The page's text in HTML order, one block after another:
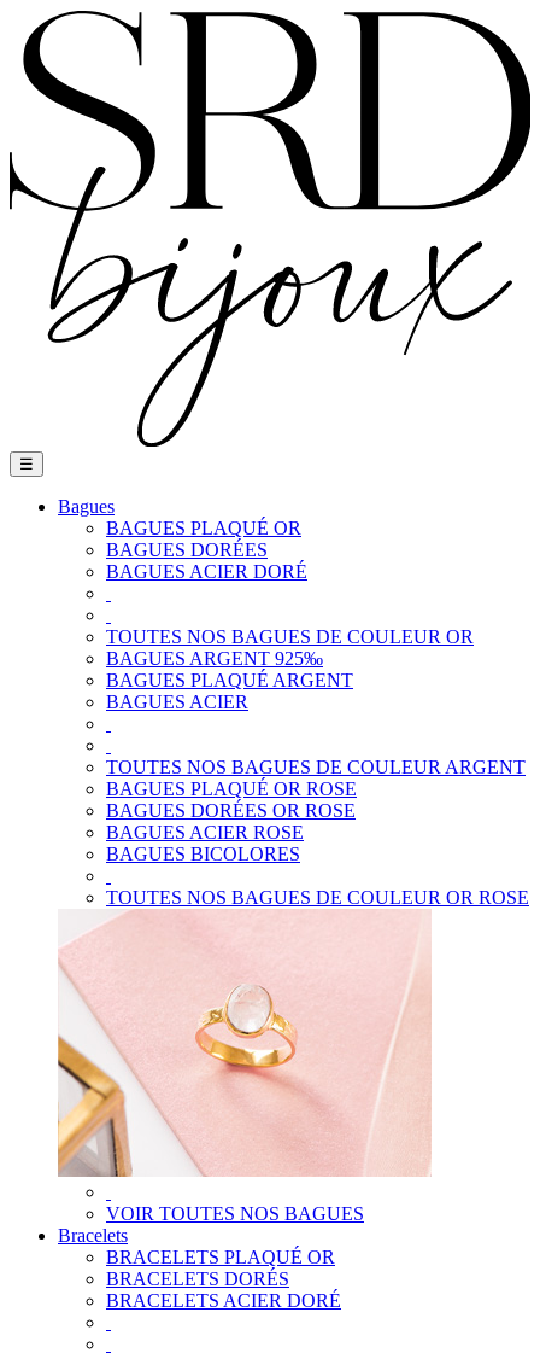
Basculer
la
navigation
☰
Bagues
BAGUES PLAQUÉ OR
BAGUES DORÉES
BAGUES ACIER DORÉ
TOUTES NOS BAGUES DE COULEUR OR
BAGUES ARGENT 925‰
BAGUES PLAQUÉ ARGENT
BAGUES ACIER
TOUTES NOS BAGUES DE COULEUR ARGENT
BAGUES PLAQUÉ OR ROSE
BAGUES DORÉES OR ROSE
BAGUES ACIER ROSE
BAGUES BICOLORES
TOUTES NOS BAGUES DE COULEUR OR ROSE
VOIR TOUTES NOS BAGUES
Bracelets
BRACELETS PLAQUÉ OR
BRACELETS DORÉS
BRACELETS ACIER DORÉ